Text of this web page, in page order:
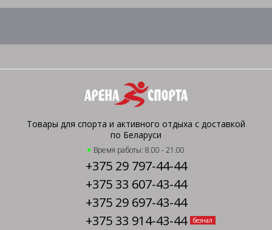
Товары для спорта и активного отдыха с доставкой
по Беларуси
Время работы: 8.00 - 21.00
+375 29 797-44-44
+375 33 607-43-44
+375 29 697-43-44
+375 33 914-43-44
безнал